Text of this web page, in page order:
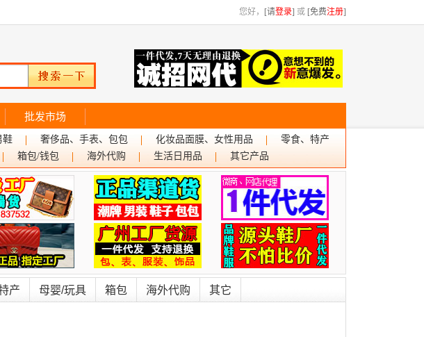
您好， [请登录] 或 [免费注册]
批发市场
鞋 奢侈品、手表、包包 化妆品面膜、女性用品
零食、特产
箱包/钱包 海外代购 生活日用品 其它产品
产 母婴/玩具 箱包 海外代购 其它